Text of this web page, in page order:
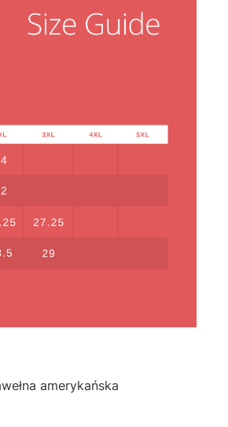
amerykańska